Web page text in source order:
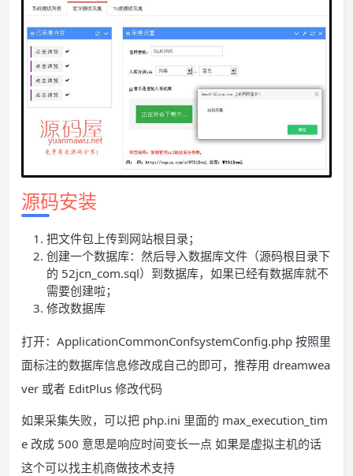
源码安装
把文件包上传到网站根目录；
创建一个数据库：然后导入数据库文件（源码根目录下
的 52jcn_com.sql）到数据库，如果已经有数据库就不
需要创建啦；
修改数据库
打开：ApplicationCommonConfsystemConfig.php 按照里
面标注的数据库信息修改成自己的即可，推荐用 dreamwea
ver 或者 EditPlus 修改代码
如果采集失败，可以把 php.ini 里面的 max_execution_tim
e 改成 500 意思是响应时间变长一点 如果是虚拟主机的话
这个可以找主机商做技术支持